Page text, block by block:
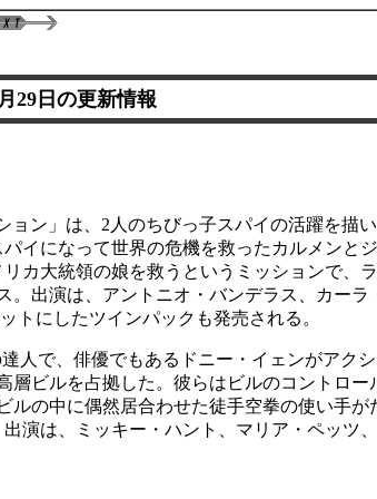
29日の更新情報
ン」は、2人のちびっ子スパイの活躍を描
イになって世界の危機を救ったカルメンとジ
カ大統領の娘を救うというミッションで、
。出演は、アントニオ・バンデラス、カーラ
トにしたツインパックも発売される。
人で、俳優でもあるドニー・イェンがアク
層ビルを占拠した。彼らはビルのコントロー
の中に偶然居合わせた徒手空拳の使い手が
演は、ミッキー・ハント、マリア・ペッツ